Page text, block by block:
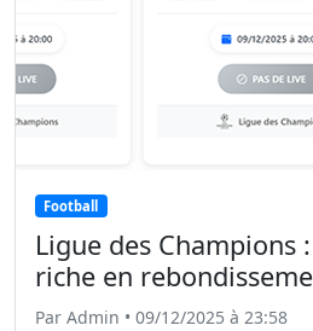
Football
Ligue des Champions
riche en
Par Admin • 09/12/2025 à 23:58